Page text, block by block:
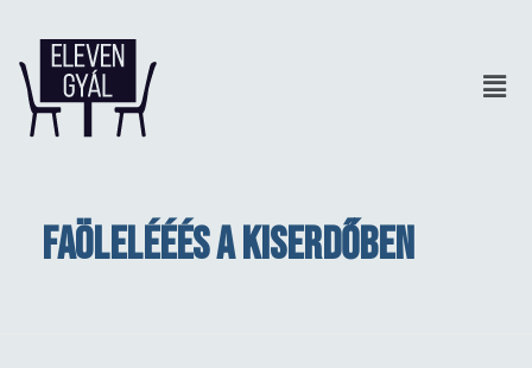
Faölelééés a kiserdőben